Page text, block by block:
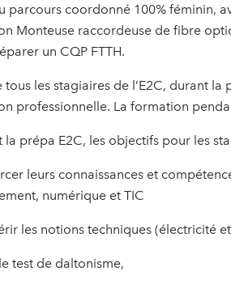
parcours coordonné 100% féminin,
Monteuse raccordeuse de fibre
un CQP FTTH.
tous les stagiaires de l’E2C, durant
professionnelle. La formation
la prépa E2C, les objectifs pour les
leurs connaissances et
numérique et TIC
les notions techniques (électricité
test de daltonisme,